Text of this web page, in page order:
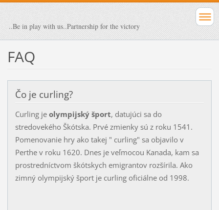
..Be in play with us..Partnership for the victory
FAQ
Čo je curling?
Curling je olympijský šport, datujúci sa do
stredovekého Škótska. Prvé zmienky sú z roku 1541.
Pomenovanie hry ako takej " curling" sa objavilo v
Perthe v roku 1620. Dnes je veľmocou Kanada, kam sa
prostredníctvom škótskych emigrantov rozšírila. Ako
zimný olympijský šport je curling oficiálne od 1998.